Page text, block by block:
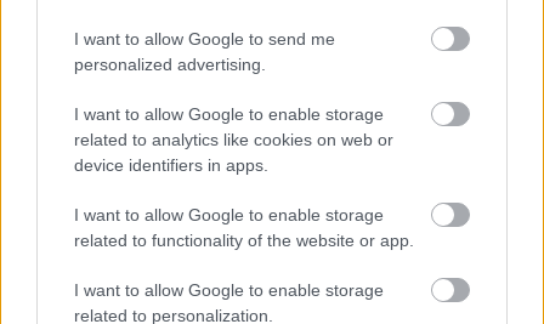
I want to allow Google to send me
personalized advertising.
I want to allow Google to enable storage
related to analytics like cookies on web or
device identifiers in apps.
I want to allow Google to enable storage
related to functionality of the website or app.
I want to allow Google to enable storage
related to personalization.
Németországot, azok eltűnnek a hatóságok
látóköréből vagy minden erővel szabotálják a
vannak, akkor linkeld ide!
Egyelőre, az illegális migráció nincs megállítva , a
probléma nincs kezelve rendesen. Ha figyelnéd az
eseményeket , éppen most élénkült meg újra a
balkáni útvonal. A görögök elkezdték a szigetekről
beszállítani a migránsokat ( alkotmánybírósági
döntés) a szárazföldre- megbukott az EU -
Törökország paktum- és egyre többen jönnek a